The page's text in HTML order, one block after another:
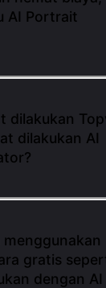
AI Portrait
dilakukan
dilakukan AI
gratis
dengan AI